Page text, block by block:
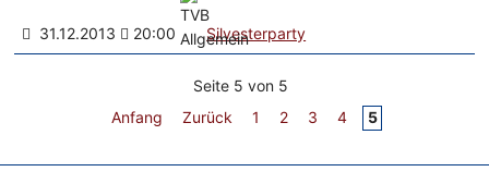
31.12.2013 20:00 Silvesterparty
Seite 5 von 5
Anfang
Zurück 1 2 3 4 5